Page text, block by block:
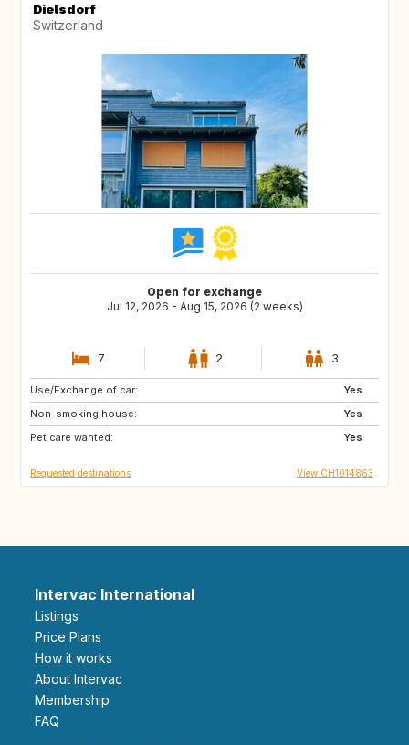
Dielsdorf
Switzerland
Open for exchange
Jul 12, 2026 - Aug 15, 2026 (2 weeks)
7 2 3
Use/Exchange of car:
Yes
Non-smoking house:
Yes
Pet care wanted:
Yes
US
DE
DK
Requested destinations View CH1014863
Intervac International
Listings
Price Plans
How it works
About Intervac
Membership
FAQ